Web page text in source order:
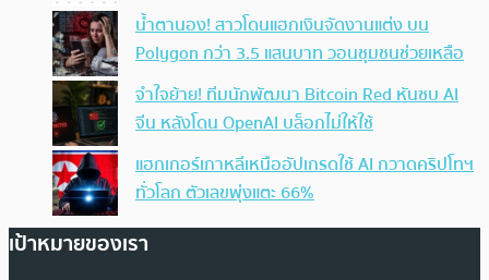
น้ำตานอง! สาวโดนแฮกเงินจัดงานแต่ง บน
Polygon กว่า 3.5 แสนบาท วอนชุมชนช่วยเหลือ
จำใจย้าย! ทีมนักพัฒนา Bitcoin Red หันซบ AI
จีน หลังโดน OpenAI บล็อกไม่ให้ใช้
แฮกเกอร์เกาหลีเหนืออัปเกรดใช้ AI กวาดคริปโทฯ
ทั่วโลก ตัวเลขพุ่งแตะ 66%
เป้าหมายของเรา